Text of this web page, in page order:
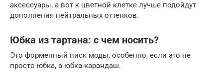
аксессуары, а вот к цветной клетке лучше подойдут
дополнения нейтральных оттенков.
Юбка из тартана: с чем носить?
Это форменный писк моды, особенно, если это не
просто юбка, а юбка-карандаш.